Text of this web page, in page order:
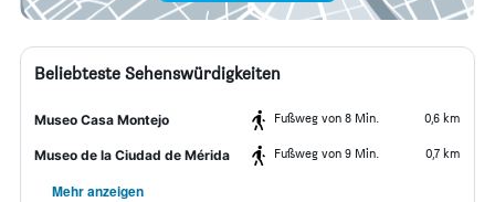
Beliebteste Sehenswürdigkeiten
Museo Casa Montejo Fußweg von 8 Min. 0,6 km
Museo de la Ciudad de Mérida Fußweg von 9 Min. 0,7 km
Mehr anzeigen